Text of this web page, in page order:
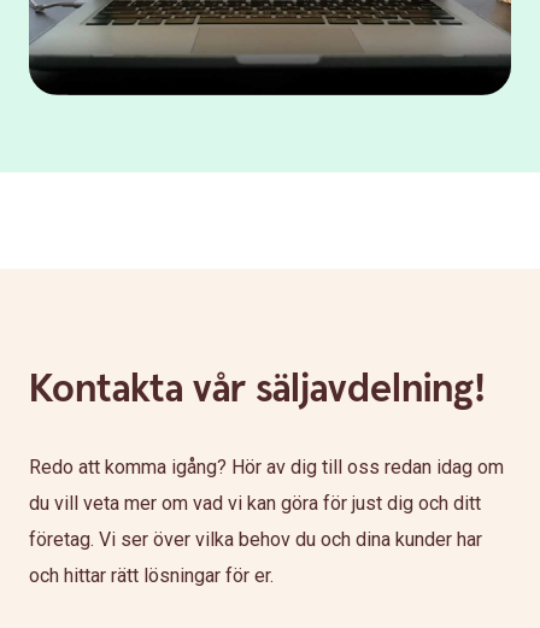
Kontakta vår säljavdelning!
Redo att komma igång? Hör av dig till oss redan idag om
du vill veta mer om vad vi kan göra för just dig och ditt
företag. Vi ser över vilka behov du och dina kunder har
och hittar rätt lösningar för er.